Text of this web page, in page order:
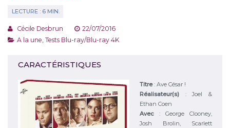
Cécile Desbrun
22/07/2016
A la une Tests Blu-ray/Blu-ray 4K
CARACTÉRISTIQUES
Titre: Ave César !
Réalisateur(s) :Joel &
Ethan Coen
Avec :George Clooney,
Josh Brolin, Scarlett